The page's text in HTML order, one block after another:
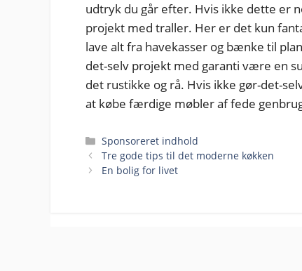
udtryk du går efter. Hvis ikke dette er
projekt med traller. Her er det kun
lave alt fra havekasser og bænke til
det-selv projekt med garanti være en
det rustikke og rå. Hvis ikke gør-det-
at købe færdige møbler af fede
Kategorier
Sponsoreret indhold
Tre gode tips til det moderne køkken
En bolig for livet